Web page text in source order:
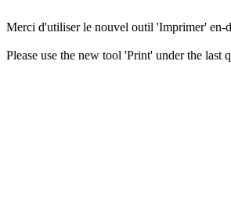
Merci d'utiliser le nouvel outil 'Imprimer' en-
Please use the new tool 'Print' under the last